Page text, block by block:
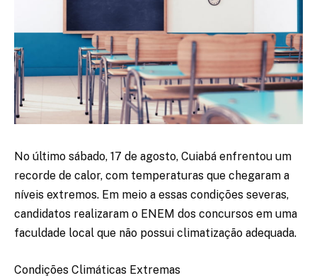
No último sábado, 17 de agosto, Cuiabá enfrentou um
recorde de calor, com temperaturas que chegaram a
níveis extremos. Em meio a essas condições severas,
candidatos realizaram o ENEM dos concursos em uma
faculdade local que não possui climatização adequada.
Condições Climáticas Extremas